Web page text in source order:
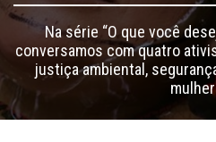
Na série “O que você
conversamos com quatro
justiça ambiental,